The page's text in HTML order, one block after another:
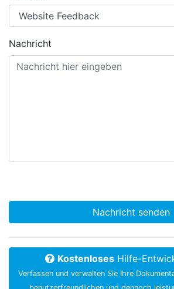
Nachricht
Nachricht senden
KostenlosesHilfe-
Verfassen und verwalten Sie Ihre